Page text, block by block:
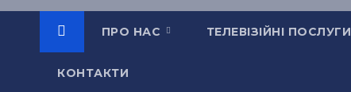
ПРО НАС ТЕЛЕВІЗІЙНІ ПОСЛУГИ
КОНТАКТИ